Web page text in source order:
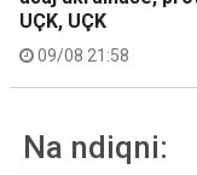
UÇK, UÇK
09/08 21:58
Na ndiqni: